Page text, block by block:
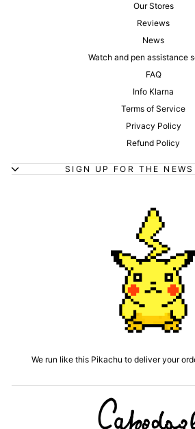
Our Stores
Reviews
News
Watch and pen assistance
FAQ
Info Klarna
Terms of Service
Privacy Policy
Refund Policy
SIGN UP FOR THE
We run like this Pikachu to deliver your